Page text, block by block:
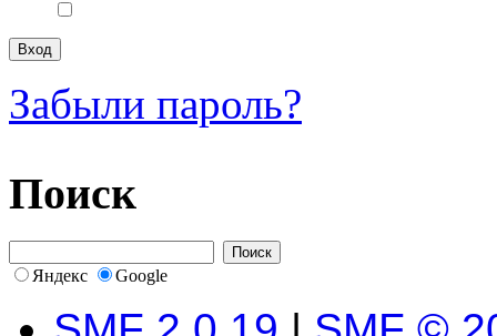
Забыли пароль?
Поиск
Яндекс Google